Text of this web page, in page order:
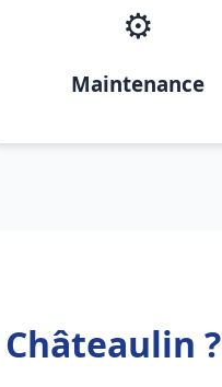
⚙️
Maintenance
?